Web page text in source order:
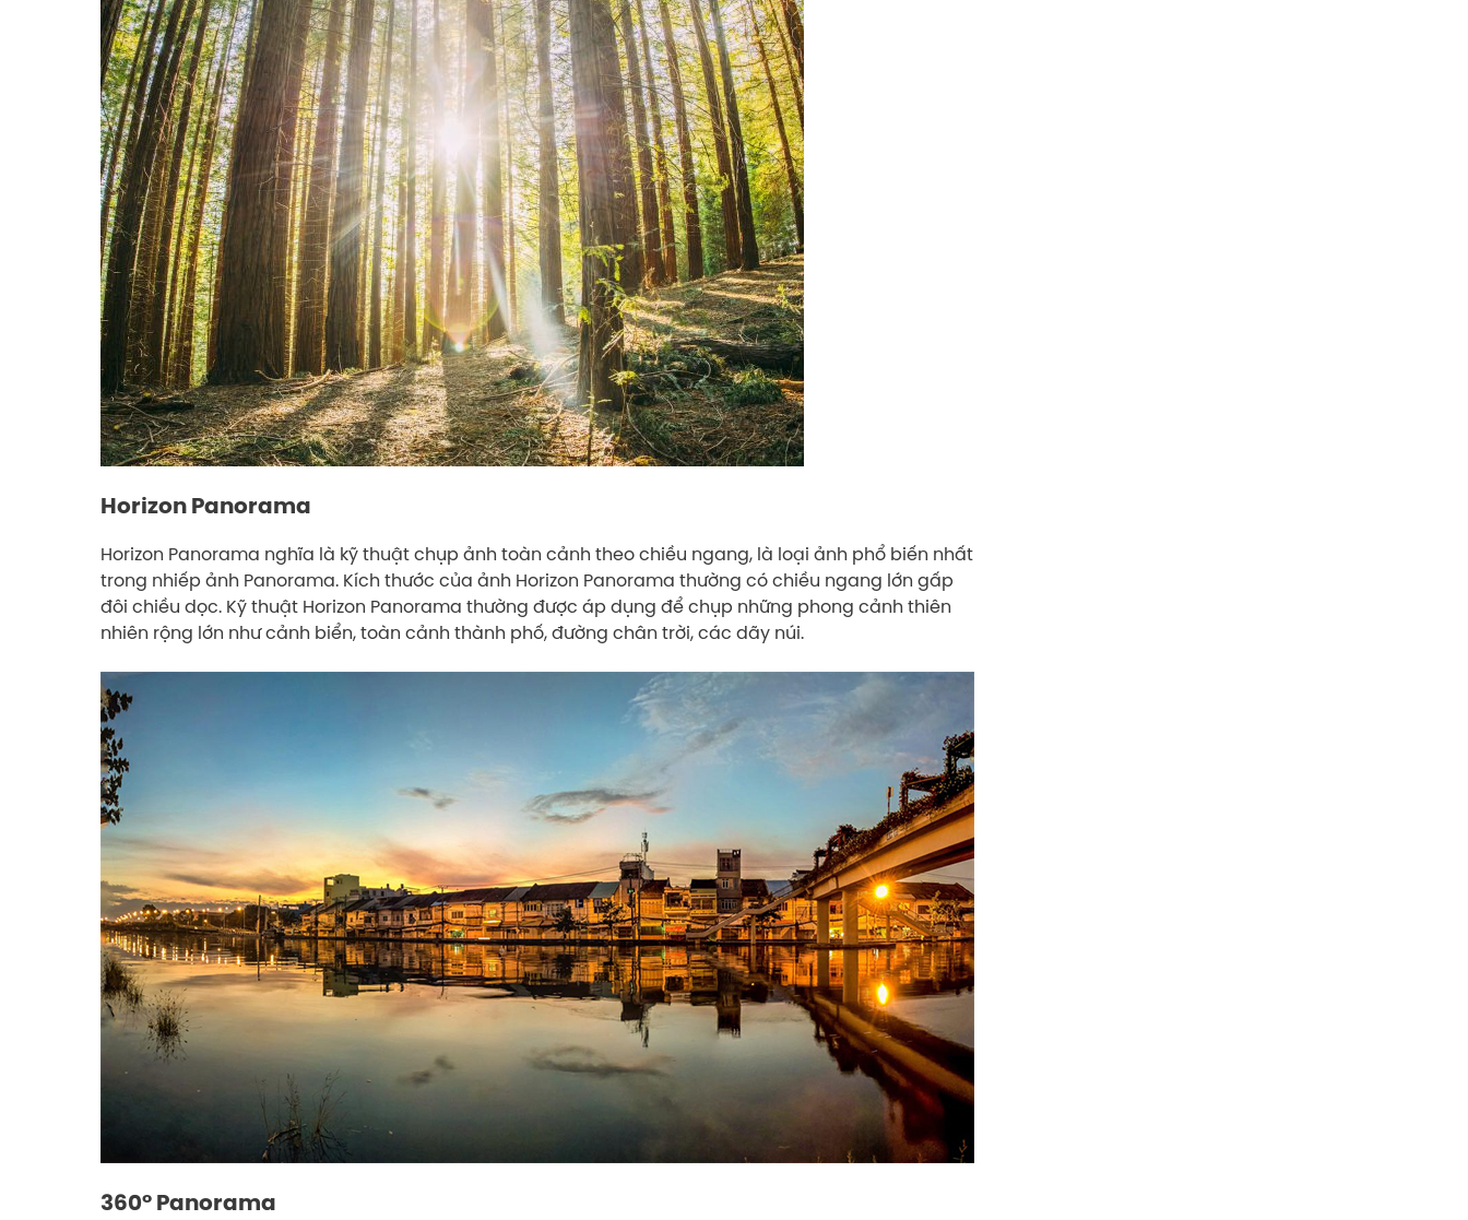
Horizon Panorama
Horizon Panorama nghĩa là kỹ thuật chụp ảnh toàn cảnh theo chiều ngang, là loại ảnh phổ biến nhất
trong nhiếp ảnh Panorama. Kích thước của ảnh Horizon Panorama thường có chiều ngang lớn gấp
đôi chiều dọc. Kỹ thuật Horizon Panorama thường được áp dụng để chụp những phong cảnh thiên
nhiên rộng lớn như cảnh biển, toàn cảnh thành phố, đường chân trời, các dãy núi.
360° Panorama